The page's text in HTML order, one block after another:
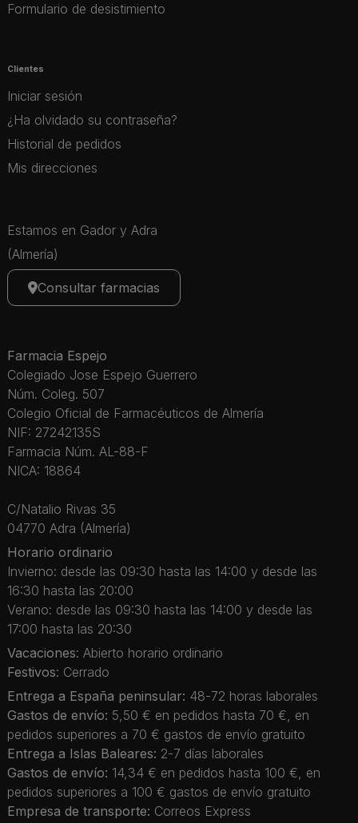
Formulario de desistimiento
Clientes
Iniciar sesión
¿Ha olvidado su contraseña?
Historial de pedidos
Mis direcciones
Estamos en Gador y Adra
(Almería)
Consultar farmacias
Farmacia Espejo
Colegiado Jose Espejo Guerrero
Núm. Coleg. 507
Colegio Oficial de Farmacéuticos de Almería
NIF: 27242135S
Farmacia Núm. AL-88-F
NICA: 18864
C/Natalio Rivas 35
04770 Adra (Almería)
Horario ordinario
Invierno: desde las 09:30 hasta las 14:00 y desde las
16:30 hasta las 20:00
Verano: desde las 09:30 hasta las 14:00 y desde las
17:00 hasta las 20:30
Vacaciones: Abierto horario ordinario
Festivos: Cerrado
Entrega a España peninsular: 48-72 horas laborales
Gastos de envío: 5,50 € en pedidos hasta 70 €, en
pedidos superiores a 70 € gastos de envío gratuito
Entrega a Islas Baleares: 2-7 días laborales
Gastos de envío: 14,34 € en pedidos hasta 100 €, en
pedidos superiores a 100 € gastos de envío gratuito
Empresa de transporte: Correos Express